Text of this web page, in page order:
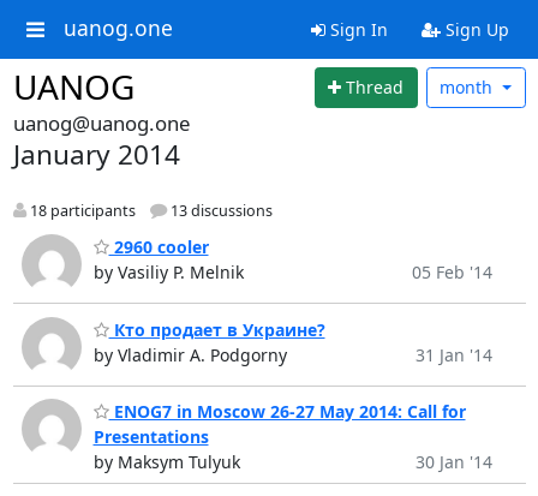
uanog.one Sign In Sign Up
UANOG Thread month
uanog@uanog.one
January 2014
18 participants 13 discussions
2960 cooler
by Vasiliy P. Melnik
05 Feb '14
Кто продает в Украине?
by Vladimir A. Podgorny
31 Jan '14
ENOG7 in Moscow 26-27 May 2014: Call for
Presentations
by Maksym Tulyuk
30 Jan '14